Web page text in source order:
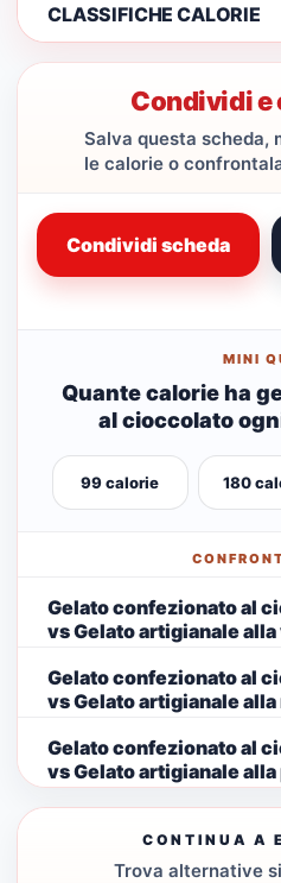
CLASSIFICHE CALORIE
Condividi e
Salva questa scheda,
le calorie o
Condividi scheda
MINI
Quante calorie ha
al cioccolato
99 calorie 180
Gelato confezionato al
vs Gelato artigianale
Gelato confezionato al
vs Gelato artigianale
Gelato confezionato al
vs Gelato artigianale alla
CONTINUA A
Trova alternative